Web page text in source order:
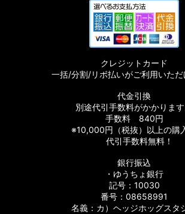
クレジットカード
一括/分割/リボ払いがご利用いただ
代金引換
別途代引手数料がかかります
手数料 840円
※10,000円（税抜）以上の購
代引手数料無料！
銀行振込
・ゆうちょ銀行
記号：10030
番号：08658991
名義：カ）ヘッジホッグスタ